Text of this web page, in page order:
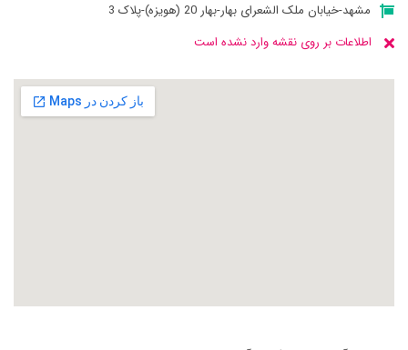
مشهد-خیابان ملک الشعرای بهار-بهار 20 (هویزه)-پلاک 3
اطلاعات بر روی نقشه وارد نشده است